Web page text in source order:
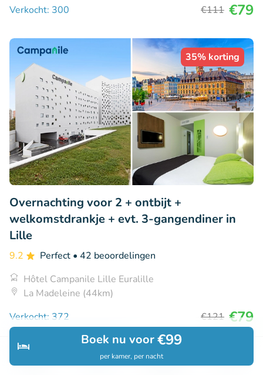
Zoeken Boekingen
Boek nu voor€99
per kamer, per nacht
Verkocht: 300
€111 €79
35% korting
Overnachting voor 2 + ontbijt +
welkomstdrankje + evt. 3-gangendiner in
Lille
9.2 Perfect • 42 beoordelingen
Hôtel Campanile Lille Euralille
La Madeleine (44km)
Verkocht: 372
€121 €79
33% korting